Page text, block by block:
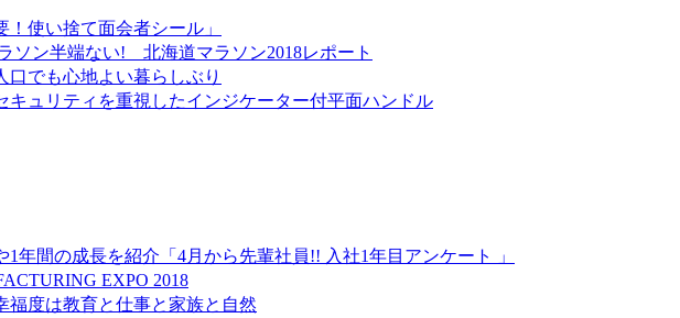
使い捨て面会者シール」
ソン半端ない! 北海道マラソン2018レポート
口でも心地よい暮らしぶり
キュリティを重視したインジケーター付平面ハンドル
年間の成長を紹介「4月から先輩社員!! 入社1年目アンケート 」
EXPO 2018
福度は教育と仕事と家族と自然